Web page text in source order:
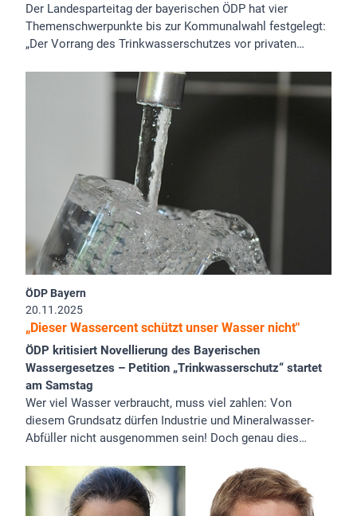
Der Landesparteitag der bayerischen ÖDP hat vier
Themenschwerpunkte bis zur Kommunalwahl festgelegt:
„Der Vorrang des Trinkwasserschutzes vor privaten…
ÖDP Bayern
20.11.2025
„Dieser Wassercent schützt unser Wasser nicht"
ÖDP kritisiert Novellierung des Bayerischen
Wassergesetzes – Petition „Trinkwasserschutz“ startet
am Samstag
Wer viel Wasser verbraucht, muss viel zahlen: Von
diesem Grundsatz dürfen Industrie und Mineralwasser-
Abfüller nicht ausgenommen sein! Doch genau dies…